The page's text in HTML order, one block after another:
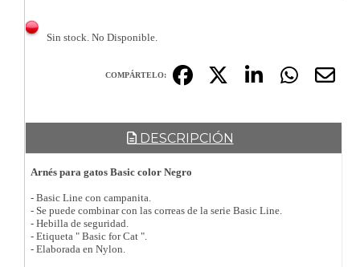
Sin stock. No Disponible.
COMPÁRTELO:
DESCRIPCIÓN
Arnés para gatos Basic color Negro
- Basic Line con campanita.
- Se puede combinar con las correas de la serie Basic Line.
- Hebilla de seguridad.
- Etiqueta " Basic for Cat ".
- Elaborada en Nylon.